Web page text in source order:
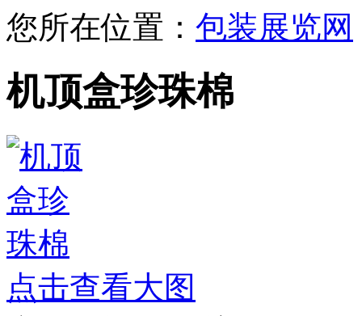
您所在位置： 包装展览网
机顶盒珍珠棉
点击查看大图